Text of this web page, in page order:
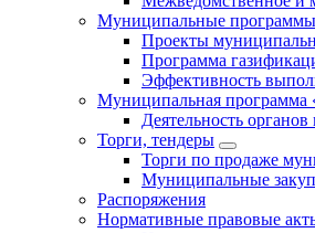
Муниципальные программы
Проекты
Программа
Эффективность
Муниципальная программа
Деятельность
Торги, тендеры
Торги по продаже
Муниципальные
Распоряжения
Нормативные правовые